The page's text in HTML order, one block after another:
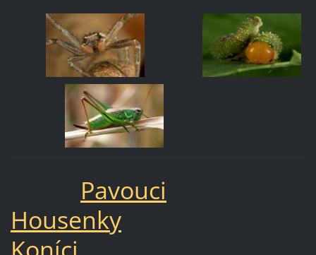
Pavouci
Housenky